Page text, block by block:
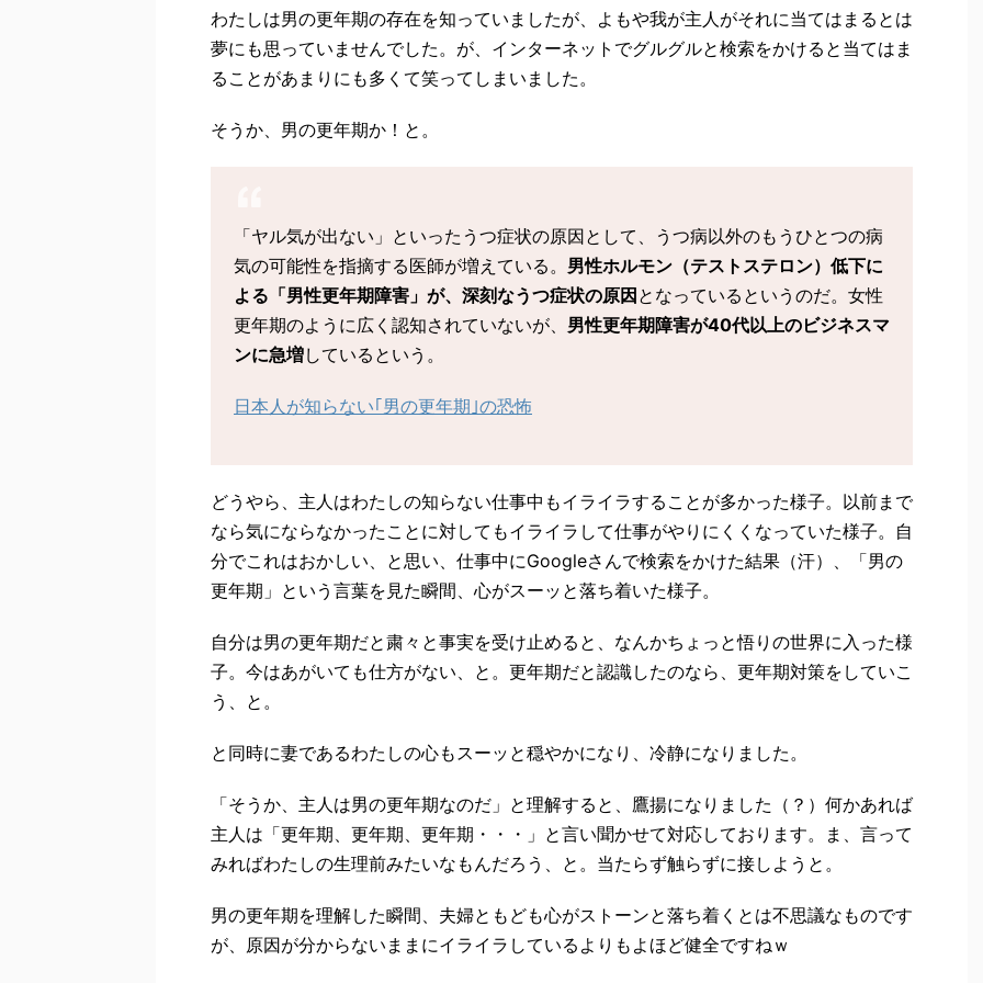
わたしは男の更年期の存在を知っていましたが、よもや我が主人がそれに当てはまるとは
夢にも思っていませんでした。が、インターネットでグルグルと検索をかけると当てはま
ることがあまりにも多くて笑ってしまいました。
そうか、男の更年期か！と。
「ヤル気が出ない」といったうつ症状の原因として、うつ病以外のもうひとつの病
気の可能性を指摘する医師が増えている。 男性ホルモン（テストステロン）低下に
よる「男性更年期障害」が、深刻なうつ症状の原因 となっているというのだ。女性
更年期のように広く認知されていないが、 男性更年期障害が40代以上のビジネスマ
ンに急増しているという。
日本人が知らない｢男の更年期｣の恐怖
どうやら、主人はわたしの知らない仕事中もイライラすることが多かった様子。以前まで
なら気にならなかったことに対してもイライラして仕事がやりにくくなっていた様子。自
分でこれはおかしい、と思い、仕事中にGoogleさんで検索をかけた結果（汗）、「男の
更年期」という言葉を見た瞬間、心がスーッと落ち着いた様子。
自分は男の更年期だと粛々と事実を受け止めると、なんかちょっと悟りの世界に入った様
子。今はあがいても仕方がない、と。更年期だと認識したのなら、更年期対策をしていこ
う、と。
と同時に妻であるわたしの心もスーッと穏やかになり、冷静になりました。
「そうか、主人は男の更年期なのだ」と理解すると、鷹揚になりました（？）何かあれば
主人は「更年期、更年期、更年期・・・」と言い聞かせて対応しております。ま、言って
みればわたしの生理前みたいなもんだろう、と。当たらず触らずに接しようと。
男の更年期を理解した瞬間、夫婦ともども心がストーンと落ち着くとは不思議なものです
が、原因が分からないままにイライラしているよりもよほど健全ですねｗ